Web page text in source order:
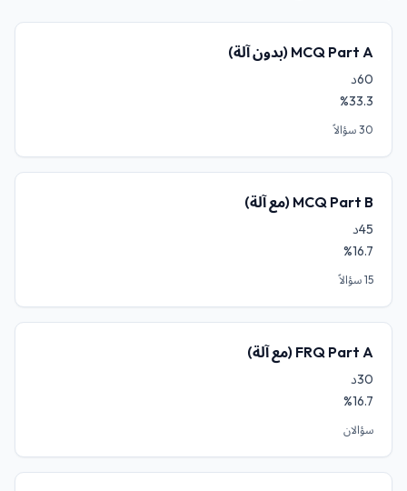
MCQ Part A (بدون آلة)
60د
%33.3
30 سؤالاً
MCQ Part B (مع آلة)
45د
%16.7
15 سؤالاً
FRQ Part A (مع آلة)
30د
%16.7
سؤالان